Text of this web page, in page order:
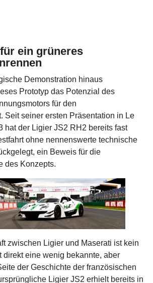
ein grüneres
Demonstration hinaus
Prototyp das Potenzial des
für den
Seit seiner ersten Präsentation in Le
hat der Ligier JS2 RH2 bereits fast
ohne nennenswerte technische
ein Beweis für die
des Konzepts.
zwischen Ligier und Maserati ist kein
direkt eine wenig bekannte, aber
der Geschichte der französischen
Ligier JS2 erhielt bereits in